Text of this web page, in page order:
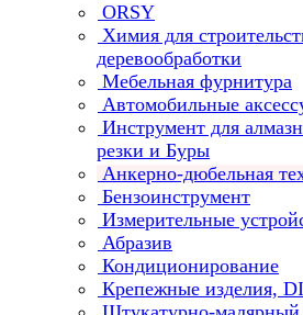
ORSY
Химия для
деревообработки
Мебельная фурнитура
Автомобильные
Инструмент для
резки и Буры
Анкерно-дюбельная
Бензоинструмент
Измерительные
Абразив
Кондиционирование
Крепежные изделия,